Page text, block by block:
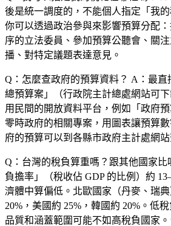
後是統一調度的，不能個人指定「我
你可以透過政治參與來影響預算分配
序的立法委員、參加預算公聽會、關
播、對特定議題表達意見。
Q：怎麼查政府的預算資料？ A：最直
總預算案」（行政院主計總處網站可
用民間的開放資料平台，例如「政府
零時政府的相關專案，用圖表讓預算
府的預算可以到各縣市政府主計處網站
Q：台灣的稅負算重嗎？跟其他國家比
負擔率」（稅收佔 GDP 的比例）約
濟體中算偏低。北歐國家（丹麥、瑞
20%，美國約 25%，韓國約 20%。低
品質和涵蓋範圍可能不如高稅負國家